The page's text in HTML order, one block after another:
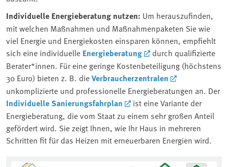
Individuelle Energieberatung nutzen: Um herauszufinden,
mit welchen Maßnahmen und Maßnahmenpaketen Sie wie
viel Energie und Energiekosten einsparen können, empfiehlt
sich eine individuelle Energieberatung
durch qualifizierte
Berater*innen. Für eine geringe Kostenbeteiligung (höchstens
30 Euro) bieten z. B. dieVerbraucherzentralen
unkomplizierte und professionelle Energieberatungen an. Der
Individuelle Sanierungsfahrplan
ist eine Variante der
Energieberatung, die vom Staat zu einem sehr großen Anteil
gefördert wird. Sie zeigt Ihnen, wie Ihr Haus in mehreren
Schritten fit für das Heizen mit erneuerbaren Energien wird.